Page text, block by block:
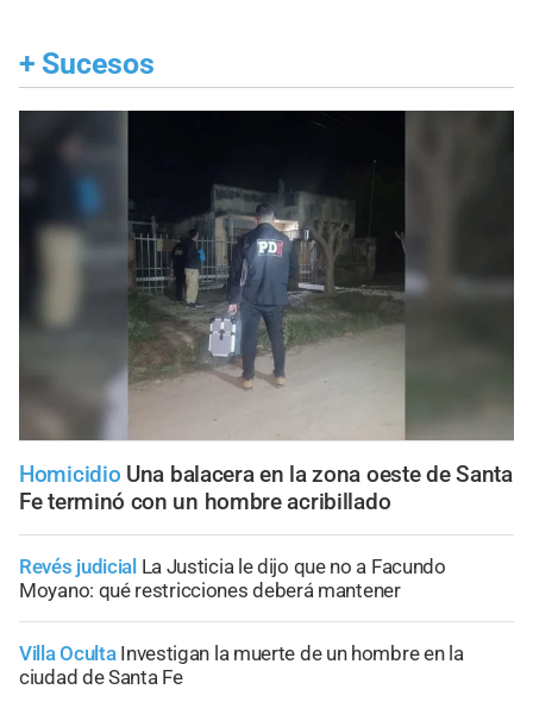
+ Sucesos
Homicidio Una balacera en la zona oeste de Santa
Fe terminó con un hombre acribillado
Revés judicial La Justicia le dijo que no a Facundo
Moyano: qué restricciones deberá mantener
Villa Oculta Investigan la muerte de un hombre en la
ciudad de Santa Fe